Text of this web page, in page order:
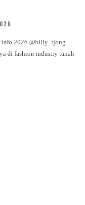
di fashion industry tanah